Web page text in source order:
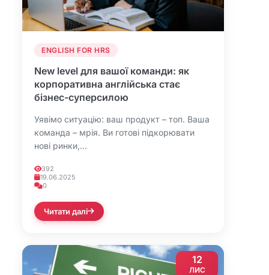
ENGLISH FOR HRS
New level для вашої команди: як
корпоративна англійська стає
бізнес-суперсилою
Уявімо ситуацію: ваш продукт – топ. Ваша
команда – мрія. Ви готові підкорювати
нові ринки,...
392
19.06.2025
0
Читати далі
12
ЛИС